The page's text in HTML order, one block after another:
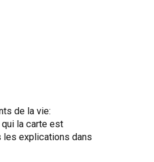
de la vie:
la carte est
les explications dans